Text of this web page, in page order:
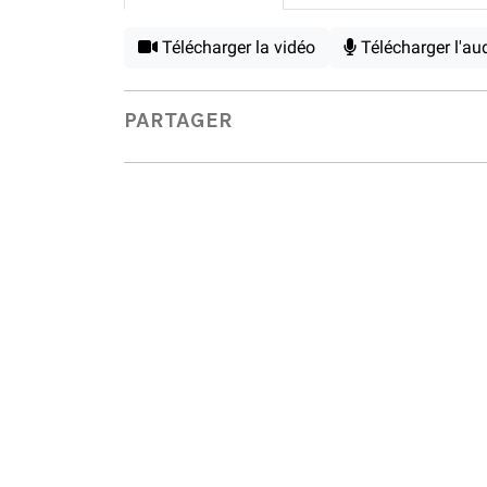
Télécharger la vidéo Télécharger
PARTAGER